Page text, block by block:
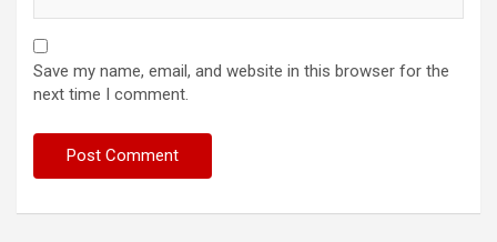
Save my name, email, and website in this browser for the
next time I comment.